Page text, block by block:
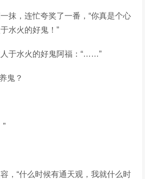
抹，连忙夸奖了一番，“你真是个心
水火的好鬼！”
于水火的好鬼阿福：“……”
鬼？
，“什么时候有通天观，我就什么时